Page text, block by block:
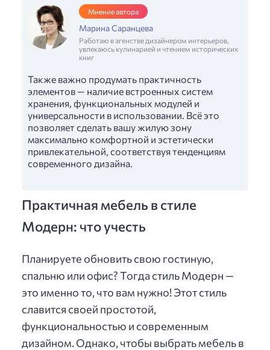
Мнение автора
Марина Саранцева
Работаю в агенстве дизайнером интерьеров,
увлекаюсь кулинарией и чтением исторических
книг
Также важно продумать практичность
элементов — наличие встроенных систем
хранения, функциональных модулей и
универсальности в использовании. Всё это
позволяет сделать вашу жилую зону
максимально комфортной и эстетически
привлекательной, соответствуя тенденциям
современного дизайна.
Практичная мебель в стиле
Модерн: что учесть
Планируете обновить свою гостиную,
спальню или офис? Тогда стиль Модерн —
это именно то, что вам нужно! Этот стиль
славится своей простотой,
функциональностью и современным
дизайном. Однако, чтобы выбрать мебель в